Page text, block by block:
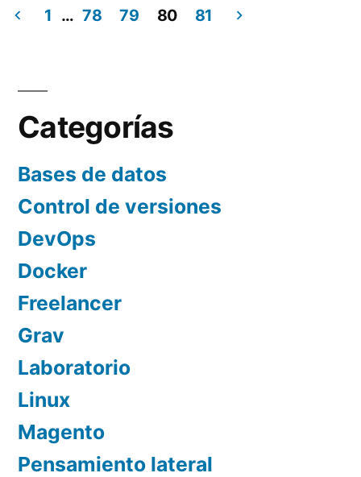
de
entradas
1 … 78 79 80 81
Categorías
Bases de datos
Control de versiones
DevOps
Docker
Freelancer
Grav
Laboratorio
Linux
Magento
Pensamiento lateral